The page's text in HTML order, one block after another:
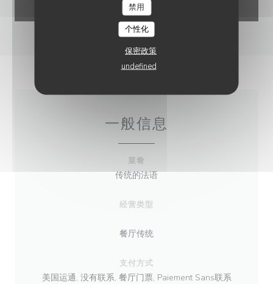
禁用
个性化
保密政策
undefined
一般信息
菜肴
传统的法语
经营类型
餐厅传统
支付方式
美国运通, 没有联系, 餐厅门票, Paiement Sans联系